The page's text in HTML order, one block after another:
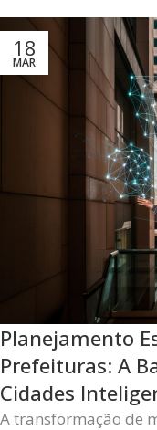
18
MAR
Planejamento
Prefeituras: A
Cidades
A transformação de